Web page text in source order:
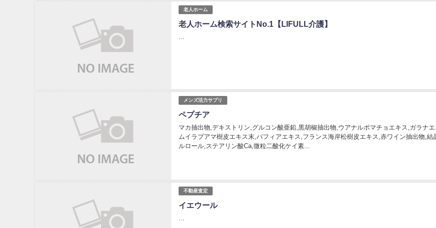
老人ホーム
老人ホーム検索サイトNo.1【LIFULL介護】
メンズ活力サプリ
ペプチア
マカ抽出物,デキストリン,グルコン酸亜鉛,黒胡椒抽出物,ウアナルポマチョエキス,ガラナエ
ムイラプアマ樹皮エキス末,パフィアエキス,フランス海岸松樹皮エキス,赤ワイン抽出物,結
ルロール,ステアリン酸Ca,微粒二酸化ケイ素...
不動産査定
イエウール